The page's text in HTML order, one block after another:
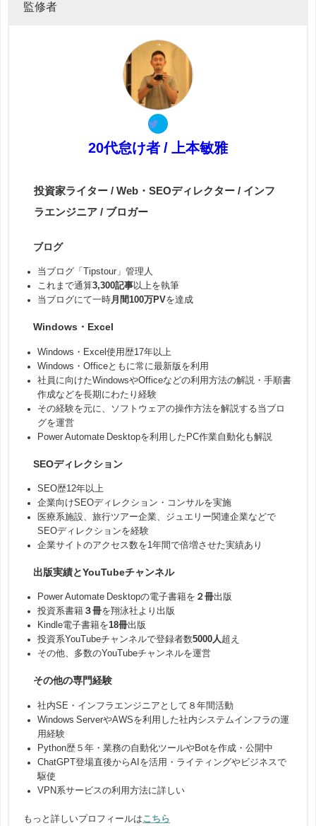
監修者
20代怠け者 / 上本敏雅
投資家ライター / Web・SEOディレクター / インフ
ラエンジニア / ブロガー
ブログ
当ブログ「Tipstour」管理人
これまで通算3,300記事以上を執筆
当ブログにて一時月間100万PVを達成
Windows・Excel
Windows・Excel使用歴17年以上
Windows・Officeともに常に最新版を利用
社員に向けたWindowsやOfficeなどの利用方法の解説・手順書
作成などを長期にわたり経験
その経験を元に、ソフトウェアの操作方法を解説する当ブロ
グを運営
Power Automate Desktopを利用したPC作業自動化も解説
SEOディレクション
SEO歴12年以上
企業向けSEOディレクション・コンサルを実施
医療系施設、旅行ツアー企業、ジュエリー関連企業などで
SEOディレクションを経験
企業サイトのアクセス数を1年間で倍増させた実績あり
出版実績とYouTubeチャンネル
Power Automate Desktopの電子書籍を ２冊出版
投資系書籍 ３冊を翔泳社より出版
Kindle電子書籍を18冊出版
投資系YouTubeチャンネルで登録者数5000人 超え
その他、多数のYouTubeチャンネルを運営
その他の専門経験
社内SE・インフラエンジニアとして８年間活動
Windows ServerやAWSを利用した社内システムインフラの運
用経験
Python歴５年・業務の自動化ツールやBotを作成・公開中
ChatGPT登場直後からAIを活用・ライティングやビジネスで
駆使
VPN系サービスの利用方法に詳しい
もっと詳しいプロフィールは こちら